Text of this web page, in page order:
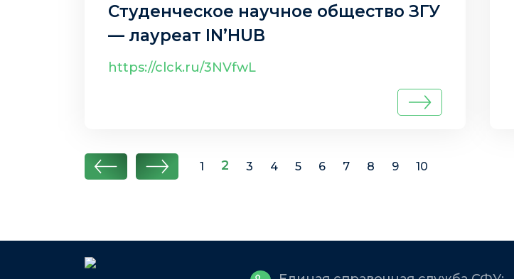
Студенческое научное общество ЗГУ
— лауреат IN’HUB
https://clck.ru/3NVfwL
1 2 3 4 5 6 7 8 9 10